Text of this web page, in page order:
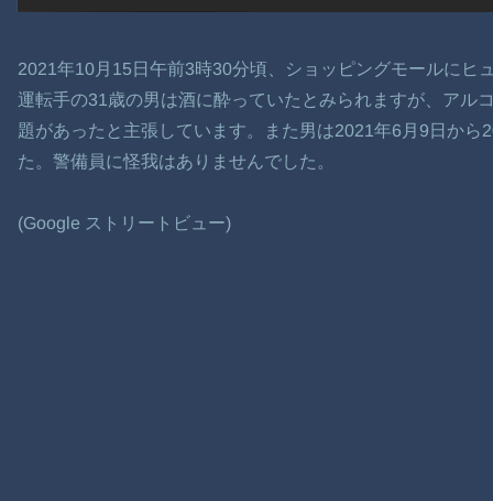
2021年10月15日午前3時30分頃、ショッピングモールにヒ
運転手の31歳の男は酒に酔っていたとみられますが、アル
題があったと主張しています。また男は2021年6月9日か
た。警備員に怪我はありませんでした。
(Google ストリートビュー)